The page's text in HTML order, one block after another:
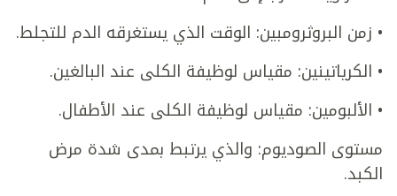
• زمن البروثرومبين: الوقت الذي يستغرقه الدم للتجلط.
• الكرياتينين: مقياس لوظيفة الكلى عند البالغين.
• الألبومين: مقياس لوظيفة الكلى عند الأطفال.
مستوى الصوديوم: والذي يرتبط بمدى شدة مرض
الكبد.